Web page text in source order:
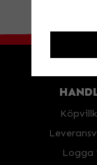
Logga